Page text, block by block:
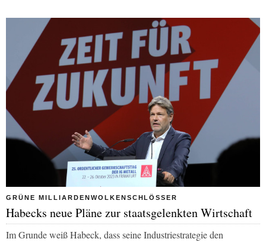
GRÜNE MILLIARDENWOLKENSCHLÖSSER
Habecks neue Pläne zur staatsgelenkten Wirtschaft
Im Grunde weiß Habeck, dass seine Industriestrategie den